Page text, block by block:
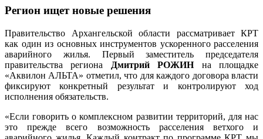
Регион ищет новые решения
Правительство Архангельской области рассматривает КРТ
как один из основных инструментов ускоренного расселения
аварийного жилья. Первый заместитель председателя
правительства региона
Дмитрий РОЖИН на площадке
«Аквилон АЛЬТА» отметил, что для каждого договора власти
фиксируют конкретный результат и контролируют ход
исполнения обязательств.
«Если говорить о комплексном развитии территорий, для нас
это прежде всего возможность расселения ветхого и